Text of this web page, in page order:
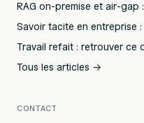
RAG on-premise et air-gap
Savoir tacite en entreprise
Travail refait : retrouver ce
Tous les articles →
CONTACT